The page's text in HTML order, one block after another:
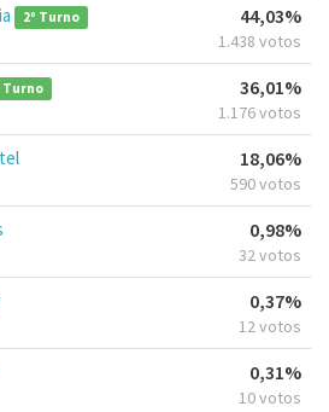
2º Turno 44,03%
1.438 votos
Turno 36,01%
1.176 votos
18,06%
590 votos
0,98%
32 votos
0,37%
12 votos
0,31%
10 votos